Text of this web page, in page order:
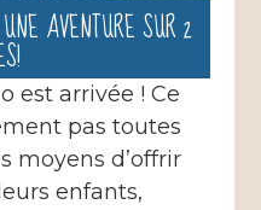
AVENTURE SUR 2
est arrivée ! Ce
pas toutes
moyens d’offrir
enfants,